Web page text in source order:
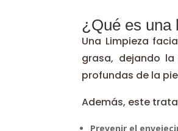
¿Qué es una
Una Limpieza
grasa, dejando
profundas de la
Además, este
Prevenir el